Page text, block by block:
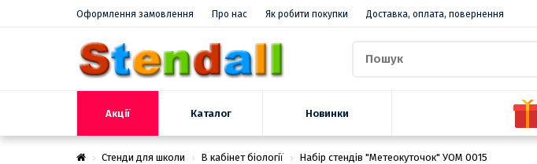
Оформлення замовлення Про нас Як робити покупки Доставка, оплата, повернення
Акції Каталог Новинки
Стенди для школи В кабінет біології Набір стендів "Метеокуточок" УОМ 0015